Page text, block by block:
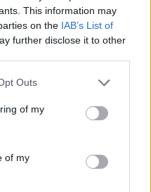
This information may
on the IAB’s List of
further disclose it to other
Outs
of my
of my
mus
bandėme
į nugarą, tačiau
rungtynių eigą
treneris.
apdovanojo
prezidentas